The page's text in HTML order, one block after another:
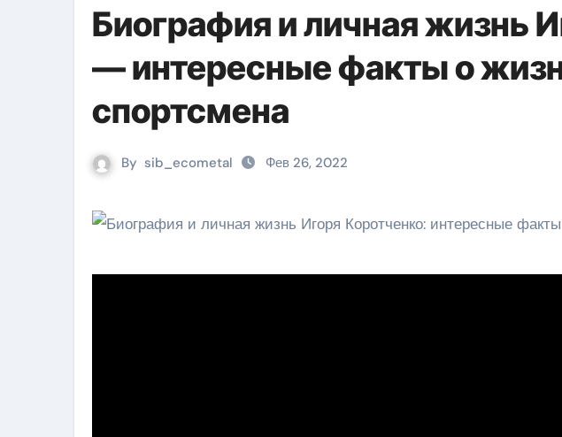
Биография и личная жизнь
— интересные факты о
спортсмена
By sib_ecometal Фев 26, 2022